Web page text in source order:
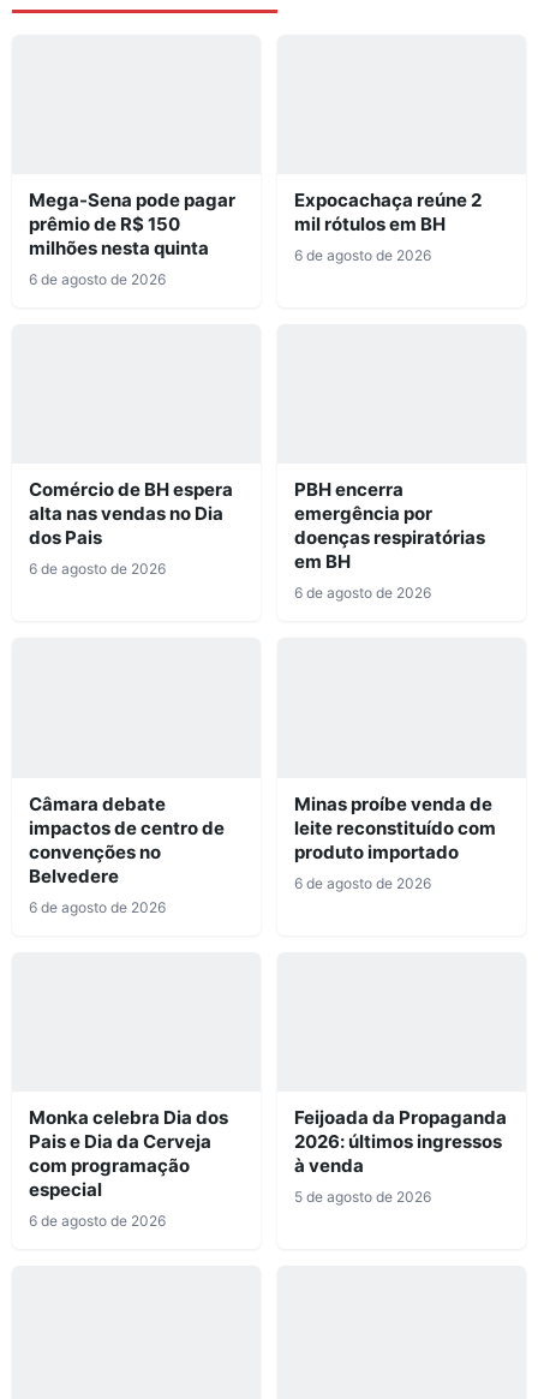
Mega-Sena pode pagar
prêmio de R$ 150
milhões nesta quinta
6 de agosto de 2026
Expocachaça reúne 2
mil rótulos em BH
6 de agosto de 2026
Comércio de BH espera
alta nas vendas no Dia
dos Pais
6 de agosto de 2026
PBH encerra
emergência por
doenças respiratórias
em BH
6 de agosto de 2026
Câmara debate
impactos de centro de
convenções no
Belvedere
6 de agosto de 2026
Minas proíbe venda de
leite reconstituído com
produto importado
6 de agosto de 2026
Monka celebra Dia dos
Pais e Dia da Cerveja
com programação
especial
6 de agosto de 2026
Feijoada da Propaganda
2026: últimos ingressos
à venda
5 de agosto de 2026